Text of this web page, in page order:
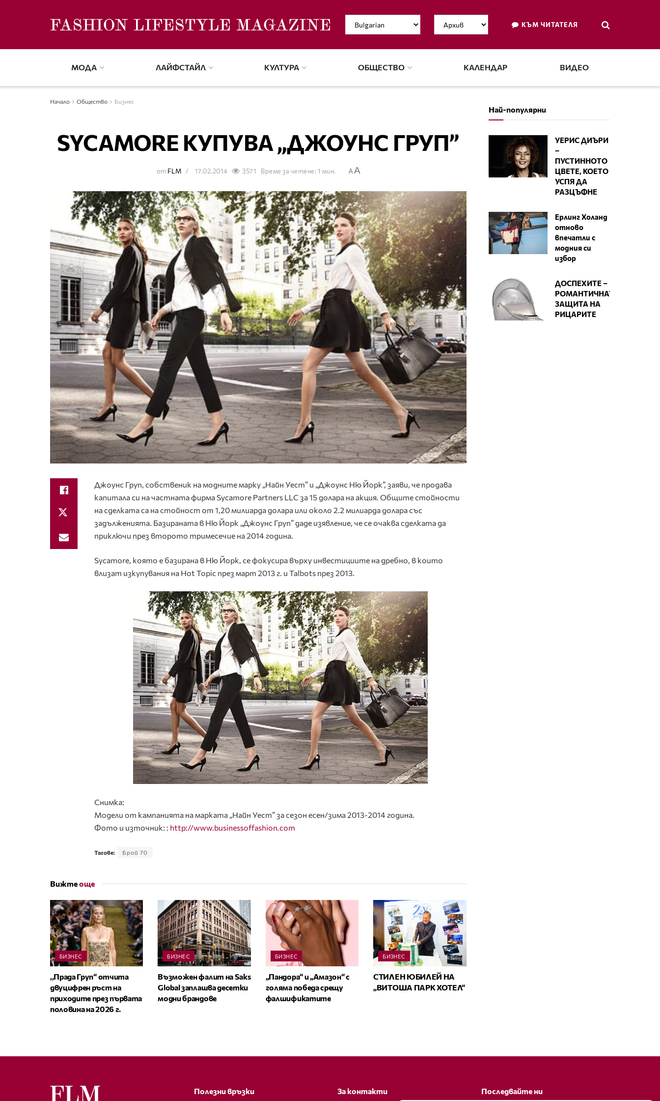
КЪМ ЧИТАТЕЛЯ
МОДА ЛАЙФСТАЙЛ КУЛТУРА ОБЩЕСТВО КАЛЕНДАР ВИДЕО
Начало Общество Бизнес
SYCAMORE КУПУВА „ДЖОУНС ГРУП”
от FLM 17.02.2014 3571 Време за четене: 1 мин. AA
Джоунс Груп, собственик на модните марку „Найн Уест” и „Джоунс Ню Йорк”, заяви, че продава
капитала си на частната фирма Sycamore Partners LLC за 15 долара на акция. Общите стойности
на сделката са на стойност от 1,20 милиарда долара или около 2.2 милиарда долара със
задълженията. Базираната в Ню Йорк „Джоунс Груп” даде изявление, че се очаква сделката да
приключи през второто тримесечие на 2014 година.
Sycamore, която е базирана в Ню Йорк, се фокусира върху инвестициите на дребно, в които
влизат изкупувания на Hot Topic през март 2013 г. и Talbots през 2013.
Снимка:
Модели от кампанията на марката „Найн Уест” за сезон есен/зима 2013-2014 година.
Фото и източник: : http://www.businessoffashion.com
Тагове: Брой 70
Вижтеоще
БИЗНЕС
,,Прада Груп“ отчита
двуцифрен ръст на
приходите през първата
половина на 2026 г.
БИЗНЕС
Възможен фалит на Saks
Global заплашва десетки
модни брандове
БИЗНЕС
„Пандора“ и „Амазон“ с
голяма победа срещу
фалшификатите
БИЗНЕС
СТИЛЕН ЮБИЛЕЙ НА
„ВИТОША ПАРК ХОТЕЛ“
Най-популярни
УЕРИС ДИЪРИ
–
ПУСТИННОТО
ЦВЕТЕ, КОЕТО
УСПЯ ДА
РАЗЦЪФНЕ
Ерлинг Холанд
отново
впечатли с
модния си
избор
ДОСПЕХИТЕ –
РОМАНТИЧНАТА
ЗАЩИТА НА
РИЦАРИТЕ
Полезни връзки За контакти Последвайте ни